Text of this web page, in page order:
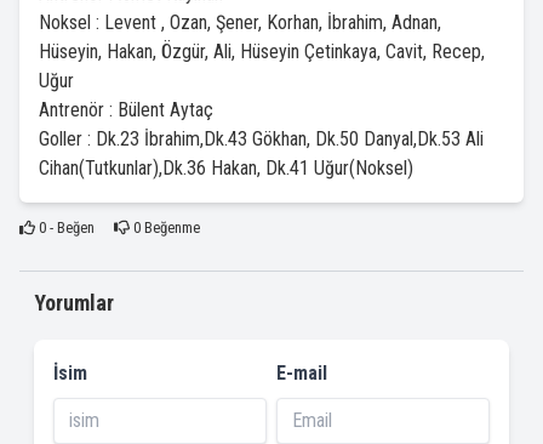
Noksel : Levent , Ozan, Şener, Korhan, İbrahim, Adnan,
Hüseyin, Hakan, Özgür, Ali, Hüseyin Çetinkaya, Cavit, Recep,
Uğur
Antrenör : Bülent Aytaç
Goller : Dk.23 İbrahim,Dk.43 Gökhan, Dk.50 Danyal,Dk.53 Ali
Cihan(Tutkunlar),Dk.36 Hakan, Dk.41 Uğur(Noksel)
0- Beğen 0Beğenme
Yorumlar
İsim E-mail